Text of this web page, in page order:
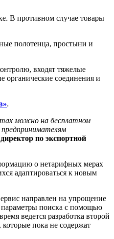
В противном случае товары
полотенца, простыни и
входят тяжелые
органические соединения и
.
можно на бесплатном
директор по экспортной
о нетарифных мерах
адаптироваться к новым
направлен на упрощение
параметры поиска с помощью
ведется разработка второй
пока не содержат